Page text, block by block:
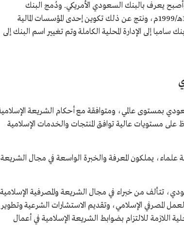
يعرف بالبنك السعودي الأمريكي. ودُمج البنك
السعودي المتحد مع البنك السعودي الأمريكي في عام 1420هـ/1999م، ونتج عن ذلك تكوين إحدى المؤسسات المالية
وفي عام 1424هـ/2003م، تحول بنك سامبا إلى الإدارة المحلية الكاملة وتم تغيير اسم البنك إلى
بمستوى عالمي، ومتوافقة مع أحكام الشريعة
مستويات عالية توافق المنتجات والخدمات الإسلامية
يملكون المعرفة والخبرة الواسعة في مجال الشريعة
تتألف من خبراء في مجال الشريعة والمصرفية
المصرفي الإسلامي، وتقديم الاستشارات الشرعية وتطوير
اللازمة للالتزام بضوابط الشريعة الإسلامية في أعمال